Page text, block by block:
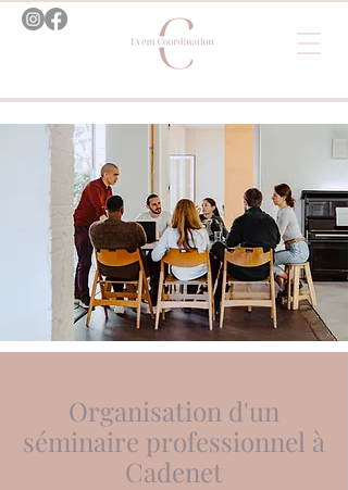
Organisation d'un
séminaire professionnel à
Cadenet